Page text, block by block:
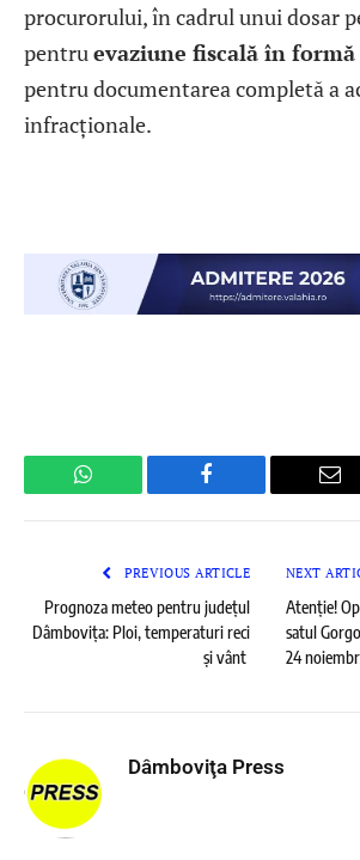
procurorului, în cadrul unui dosar
pentru evaziune fiscală în
pentru documentarea completă a
infracționale.
WhatsApp Facebook
PREVIOUS ARTICLE
Prognoza meteo pentru județul
Dâmbovița: Ploi, temperaturi reci
și vânt
NEXT
Atenție!
satul
24
Dâmboviţa Press